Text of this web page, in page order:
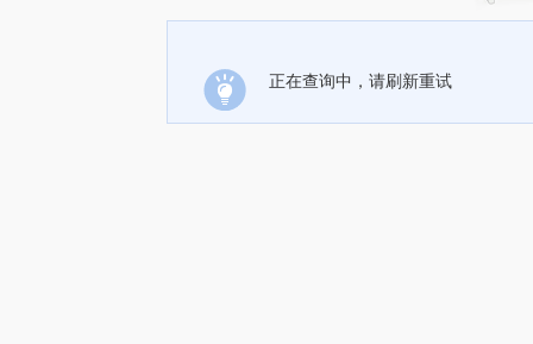
正在查询中，请刷新重试